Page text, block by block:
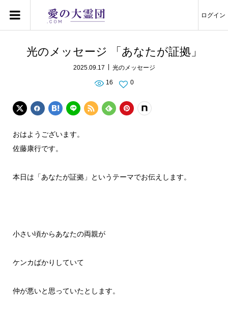
ログイン
光のメッセージ 「あなたが証拠」
2025.09.17 光のメッセージ
16 0
おはようございます。
佐藤康行です。
本日は「あなたが証拠」というテーマでお伝えします。
小さい頃からあなたの両親が
ケンカばかりしていて
仲が悪いと思っていたとします。